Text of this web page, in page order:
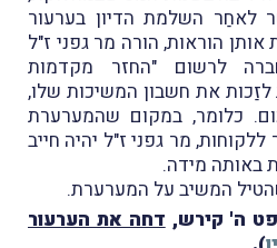
לאחַר השלמת הדיון בערעור
הוראות, הורה מר גפני ז"ל
לרשום "החזר מקדמות
לזַכות את חשבון המשיכות שלו,
כלומר, במקום שהמערערת
מר גפני ז"ל יהיה חייב
באותה מידה.
המשיב על המערערת.
ה' קירש,דחה את הערעור